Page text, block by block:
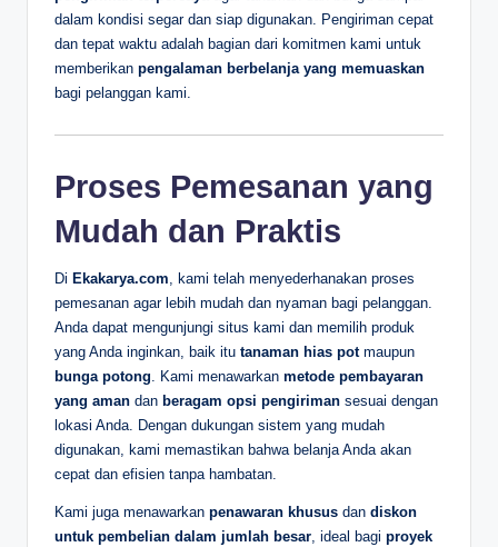
dalam kondisi segar dan siap digunakan. Pengiriman cepat
dan tepat waktu adalah bagian dari komitmen kami untuk
memberikan pengalaman berbelanja yang memuaskan
bagi pelanggan kami.
Proses Pemesanan yang
Mudah dan Praktis
Di Ekakarya.com , kami telah menyederhanakan proses
pemesanan agar lebih mudah dan nyaman bagi pelanggan.
Anda dapat mengunjungi situs kami dan memilih produk
yang Anda inginkan, baik itu tanaman hias potmaupun
bunga potong . Kami menawarkan metode pembayaran
yang aman dan beragam opsi pengiriman sesuai dengan
lokasi Anda. Dengan dukungan sistem yang mudah
digunakan, kami memastikan bahwa belanja Anda akan
cepat dan efisien tanpa hambatan.
Kami juga menawarkan penawaran khusus dan diskon
untuk pembelian dalam jumlah besar , ideal bagi proyek